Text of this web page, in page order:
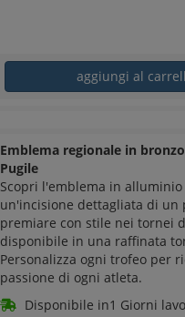
aggiungi al
Emblema regionale in
Pugile
Scopri l'emblema in
un'incisione dettagliata di un
premiare con stile nei tornei
disponibile in una raffinata
Personalizza ogni trofeo per
passione di ogni atleta.
Disponibile in1 Giorni